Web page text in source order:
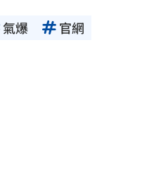
氣爆
官網